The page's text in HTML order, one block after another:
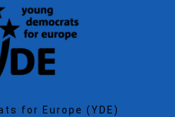
for Europe (YDE)